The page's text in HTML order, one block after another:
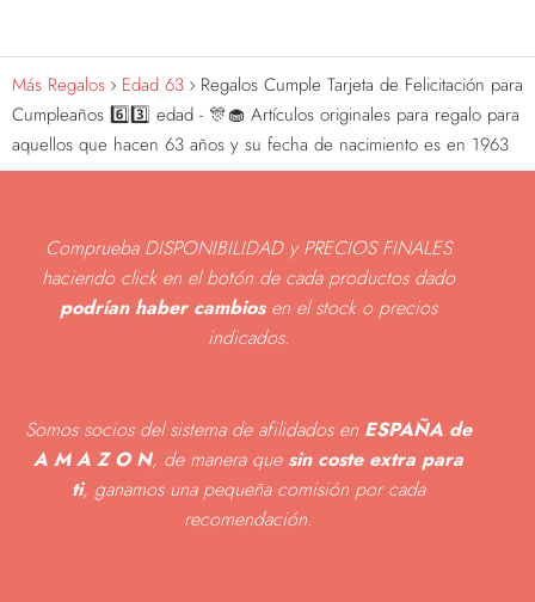
Más Regalos Edad 63
Regalos Cumple Tarjeta de Felicitación para
Cumpleaños 6️⃣3️⃣ edad - 🎊🧁 Artículos originales para regalo para
aquellos que hacen 63 años y su fecha de nacimiento es en 1963
Comprueba DISPONIBILIDAD y PRECIOS FINALES
haciendo click en el botón de cada productos dado
podrían haber cambiosen el stock o precios
indicados.
Somos socios del sistema de afilidados en ESPAÑA de
A M A Z O N, de manera que sin coste extra para
ti, ganamos una pequeña comisión por cada
recomendación.